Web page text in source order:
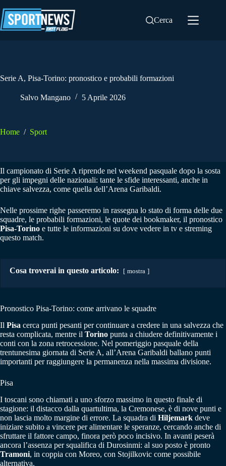
al
contenuto
Cerca
Serie A, Pisa-Torino: pronostico e probabili formazioni
Salvo Mangano 5 Aprile 2026
Home / Sport
Il campionato di Serie A riprende nel weekend pasquale dopo la sosta
per gli impegni delle nazionali: tante le sfide interessanti, anche in
chiave salvezza, come quella dell’Arena Garibaldi.
Nelle prossime righe passeremo in rassegna lo stato di forma delle due
squadre, le probabili formazioni, le quote dei bookmaker, il pronostico
Pisa-Torino e tutte le informazioni su dove vedere in tv e streming
questo match.
Cosa troverai in questo articolo: mostra
Pronostico Pisa-Torino: come arrivano le squadre
Il Pisa cerca punti pesanti per continuare a credere in una salvezza che
resta complicata, mentre il Torino punta a chiudere definitivamente i
conti con la zona retrocessione. Nel pomeriggio pasquale della
trentunesima giornata di Serie A, all’Arena Garibaldi ballano punti
importanti per raggiungere la permanenza nella massima divisione.
Pisa
I toscani sono chiamati a uno sforzo massimo in questo finale di
stagione: il distacco dalla quartultima, la Cremonese, è di nove punti e
non lascia molto margine di errore. La squadra di Hiljemark deve
iniziare subito a vincere per alimentare le speranze, cercando anche di
sfruttare il fattore campo, finora però poco incisivo. In avanti peserà
ancora l’assenza per squalifica di Durosinmi: al suo posto è pronto
Tramoni, in coppia con Moreo, con Stojilkovic come possibile
alternativa.